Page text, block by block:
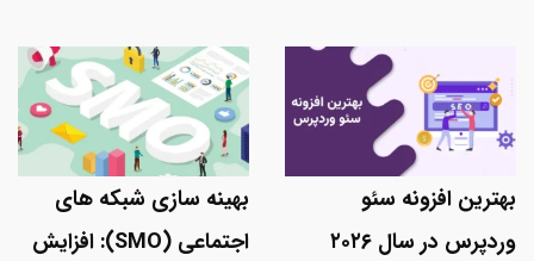
بهترین افزونه سئو
وردپرس در سال ۲۰۲۶
بهینه سازی شبکه های
اجتماعی (SMO): افزایش